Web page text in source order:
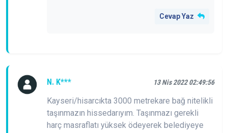
Cevap Yaz
N. K*** 13 Nis 2022 02:49:56
Kayseri/hisarcıkta 3000 metrekare bağ nitelikli
taşınmazın hissedarıyım. Taşınmazı gerekli
harç masraflatı yüksek ödeyerek belediyeye